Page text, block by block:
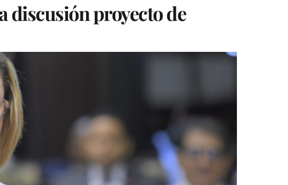
discusión proyecto de